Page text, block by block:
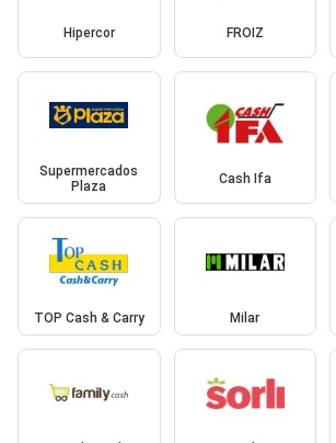
Hipercor FROIZ
Supermercados
Plaza
Cash Ifa
TOP Cash & Carry Milar